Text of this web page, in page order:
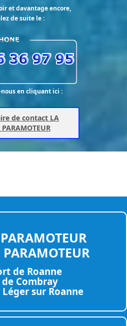
et davantage encore,
de suite le :
en cliquant ici :
de contact LA
PARAMOTEUR
de Roanne
Combray
sur Roanne